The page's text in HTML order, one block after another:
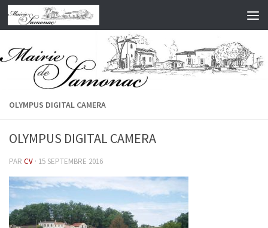
Skip to content
OLYMPUS DIGITAL CAMERA
OLYMPUS DIGITAL CAMERA
PAR CV · 15 SEPTEMBRE 2016